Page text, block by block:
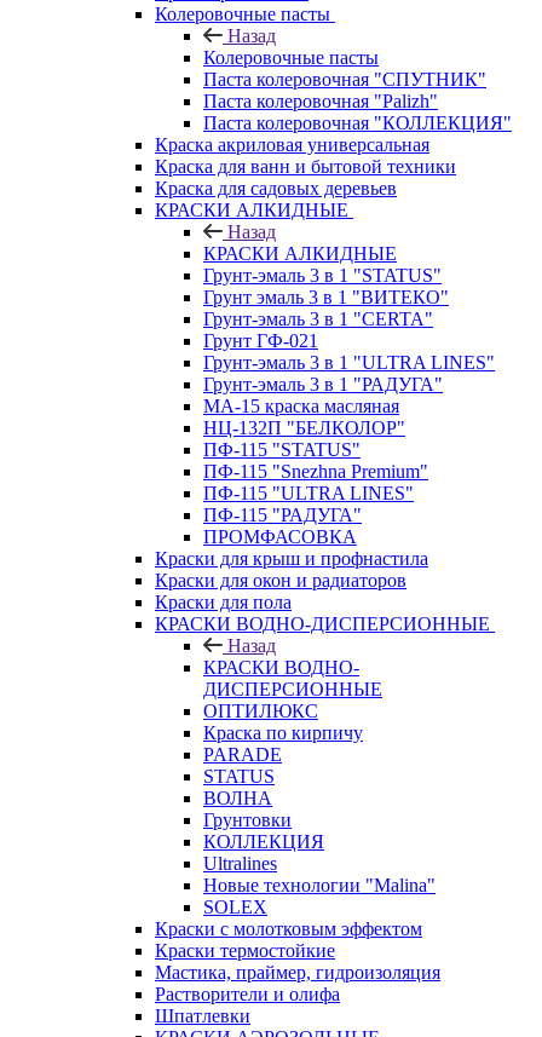
Колеровочные пасты
Назад
Колеровочные пасты
Паста колеровочная "СПУТНИК"
Паста колеровочная "Palizh"
Паста колеровочная "КОЛЛЕКЦИЯ"
Краска акриловая универсальная
Краска для ванн и бытовой техники
Краска для садовых деревьев
КРАСКИ АЛКИДНЫЕ
Назад
КРАСКИ АЛКИДНЫЕ
Грунт-эмаль 3 в 1 "STATUS"
Грунт эмаль 3 в 1 "ВИТЕКО"
Грунт-эмаль 3 в 1 "CERTA"
Грунт ГФ-021
Грунт-эмаль 3 в 1 "ULTRA LINES"
Грунт-эмаль 3 в 1 "РАДУГА"
МА-15 краска масляная
НЦ-132П "БЕЛКОЛОР"
ПФ-115 "STATUS"
ПФ-115 "Snezhna Premium"
ПФ-115 "ULTRA LINES"
ПФ-115 "РАДУГА"
ПРОМФАСОВКА
Краски для крыш и профнастила
Краски для окон и радиаторов
Краски для пола
КРАСКИ ВОДНО-ДИСПЕРСИОННЫЕ
Назад
КРАСКИ ВОДНО-
ДИСПЕРСИОННЫЕ
ОПТИЛЮКС
Краска по кирпичу
PARADE
STATUS
ВОЛНА
Грунтовки
КОЛЛЕКЦИЯ
Ultralines
Новые технологии "Malina"
SOLEX
Краски с молотковым эффектом
Краски термостойкие
Мастика, праймер, гидроизоляция
Растворители и олифа
Шпатлевки